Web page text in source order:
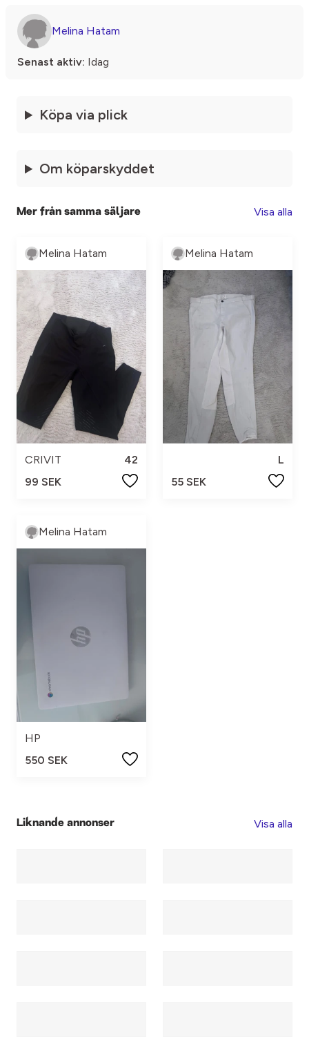
Melina Hatam
Senast aktiv: Idag
Köpa via plick
Om köparskyddet
Mer från samma säljare Visa alla
Melina Hatam
CRIVIT
42
99 SEK
Melina Hatam
L
55 SEK
Melina Hatam
HP
550 SEK
Liknande annonser Visa alla